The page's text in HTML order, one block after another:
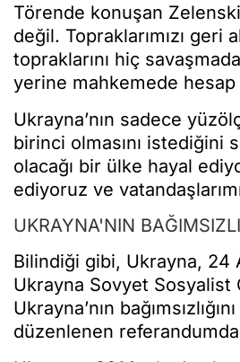
Törende konuşan
değil. Topraklarımızı
topraklarını hiç
yerine mahkemede
Ukrayna’nın sadece
birinci olmasını istediğini
olacağı bir ülke hayal
ediyoruz ve
UKRAYNA'NIN
Bilindiği gibi, Ukrayna, 24
Ukrayna Sovyet Sosyalist
Ukrayna’nın
düzenlenen referandumda